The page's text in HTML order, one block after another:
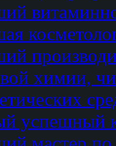
химии,
успешный